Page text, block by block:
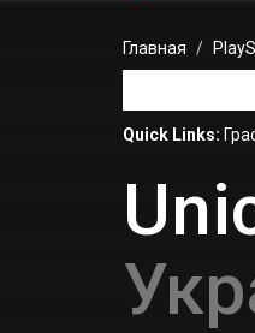
Главная
Quick Links: